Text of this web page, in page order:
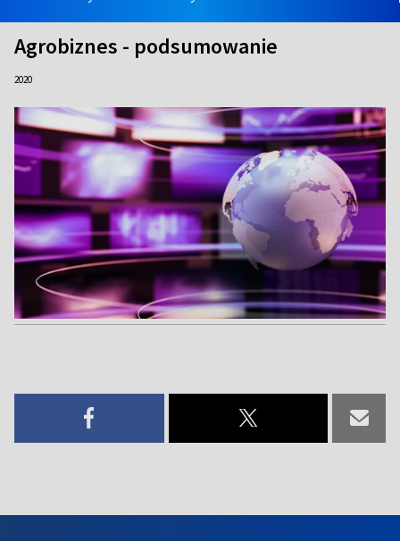
Agrobiznes - podsumowanie
2020